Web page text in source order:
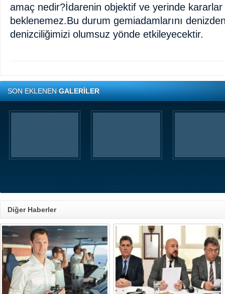
amaç nedir?İdarenin objektif ve yerinde kararlar
beklenemez.Bu durum gemiadamlarını
denizciliğimizi olumsuz yönde etkileyecektir.
SON EKLENENGALERİLER
Diğer Haberler